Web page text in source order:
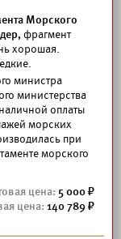
Морского
фрагмент
хорошая.
министра
министерства
оплаты
морских
при
морского
5 000
140 789